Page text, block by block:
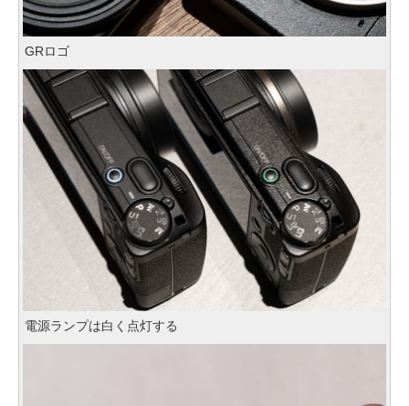
GRロゴ
電源ランプは白く点灯する